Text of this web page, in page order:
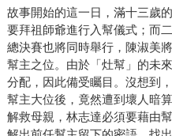
故事開始的這一日，滿十三歲
要拜祖師爺進行入幫儀式；而
總決賽也將同時舉行，陳淑美
幫主之位。由於「灶幫」的未
分配，因此備受矚目。沒想到
幫主大位後，竟然遭到壞人暗
解救母親，林志達必須要藉由